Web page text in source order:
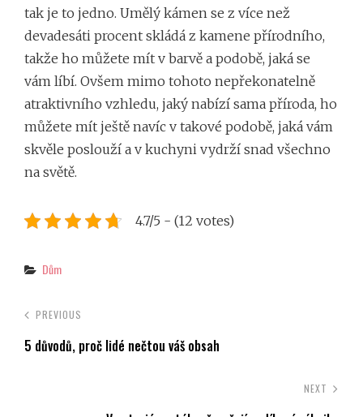
tak je to jedno. Umělý kámen se z více než
devadesáti procent skládá z kamene přírodního,
takže ho můžete mít v barvě a podobě, jaká se
vám líbí. Ovšem mimo tohoto nepřekonatelně
atraktivního vzhledu, jaký nabízí sama příroda, ho
můžete mít ještě navíc v takové podobě, jaká vám
skvěle poslouží a v kuchyni vydrží snad všechno
na světě.
4.7/5 - (12 votes)
Categories
Dům
PREVIOUS
5 důvodů, proč lidé nečtou váš obsah
NEXT